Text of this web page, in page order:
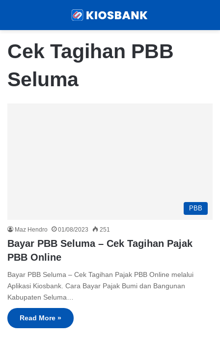
Cek Tagihan PBB
Seluma
PBB
Maz Hendro 01/08/2023 251
Bayar PBB Seluma – Cek Tagihan Pajak
PBB Online
Bayar PBB Seluma – Cek Tagihan Pajak PBB Online melalui
Aplikasi Kiosbank. Cara Bayar Pajak Bumi dan Bangunan
Kabupaten Seluma…
Read More »